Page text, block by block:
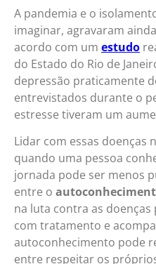
A pandemia e o
imaginar, agravaram
acordo com um estudo
do Estado do Rio de
depressão praticamente
entrevistados durante o
estresse tiveram um
Lidar com essas doenças
quando uma pessoa
jornada pode ser menos
entre o
na luta contra as
com tratamento e
autoconhecimento pode
entre respeitar os